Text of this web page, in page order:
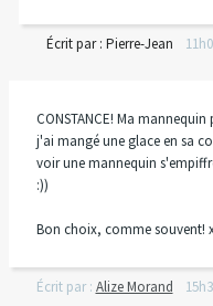
Écrit par : Pierre-Jean
CONSTANCE! Ma
j'ai mangé une glace en sa
voir une mannequin
:))
Bon choix, comme souvent!
Écrit par : Alize Morand